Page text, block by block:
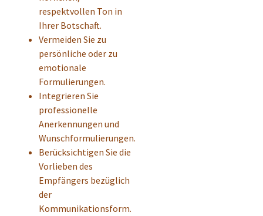
respektvollen Ton in
Ihrer Botschaft.
Vermeiden Sie zu
persönliche oder zu
emotionale
Formulierungen.
Integrieren Sie
professionelle
Anerkennungen und
Wunschformulierungen.
Berücksichtigen Sie die
Vorlieben des
Empfängers bezüglich
der
Kommunikationsform.